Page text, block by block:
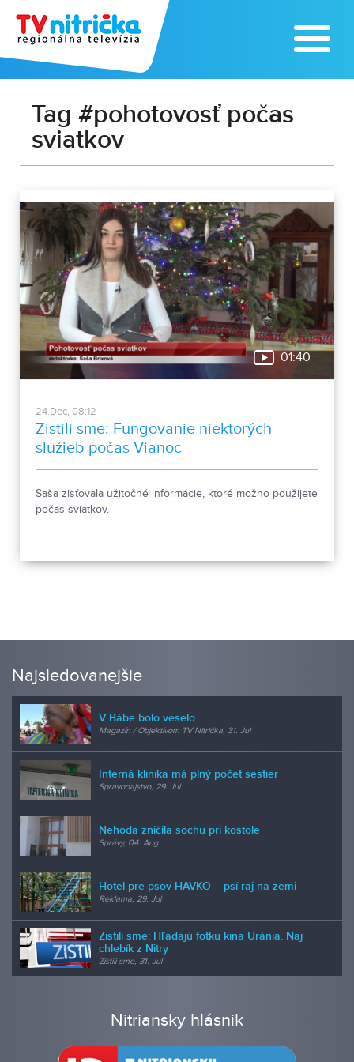
Tag #pohotovosť počas
sviatkov
01:40
24.Dec, 08:12
Zistili sme: Fungovanie niektorých
služieb počas Vianoc
Saša zisťovala užitočné informácie, ktoré možno použijete
počas sviatkov.
Najsledovanejšie
V Bábe bolo veselo
Magazín / Objektívom TV Nitrička, 31. Jul
Interná klinika má plný počet sestier
Spravodajstvo, 29. Jul
Nehoda zničila sochu pri kostole
Správy, 04. Aug
Hotel pre psov HAVKO – psí raj na zemi
Reklama, 29. Jul
Zistili sme: Hľadajú fotku kina Uránia. Naj
chlebík z Nitry
Zistili sme, 31. Jul
Nitriansky hlásnik